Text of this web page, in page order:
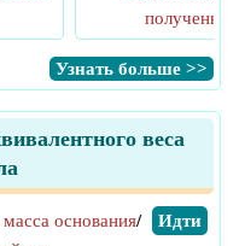
полученных
​Узнать больше >>
веса
​Идти
основания/